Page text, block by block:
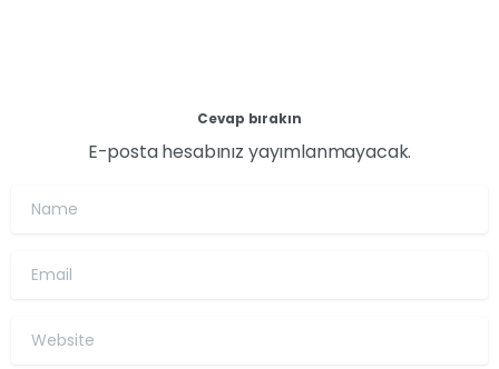
Cevap bırakın
E-posta hesabınız yayımlanmayacak.
Name
Email
Website